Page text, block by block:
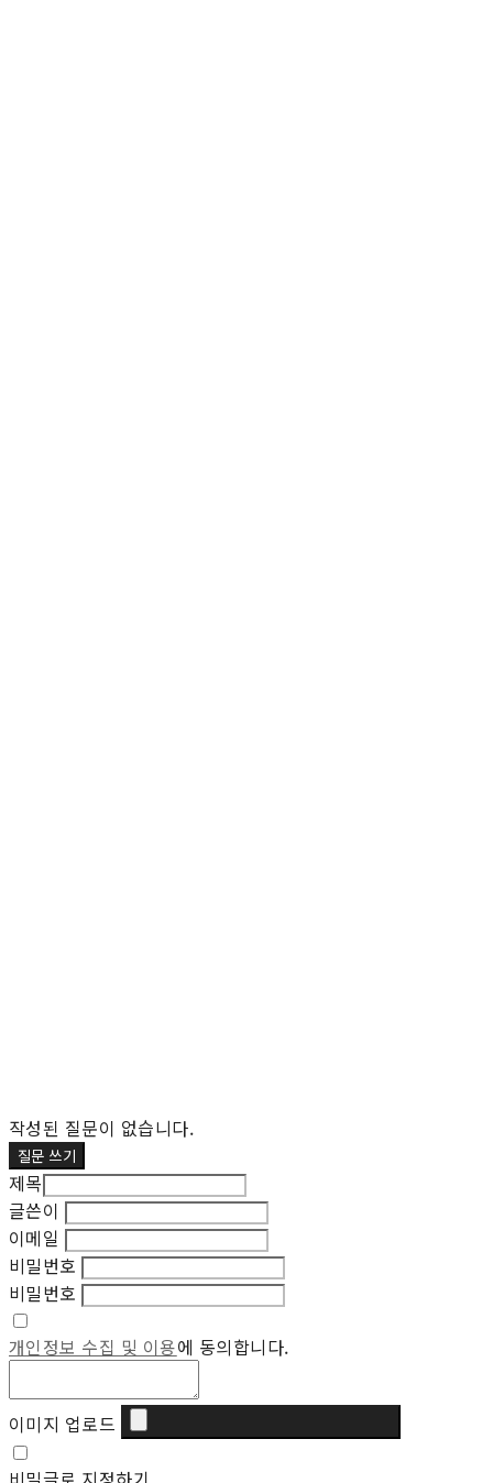
작성된 질문이 없습니다.
질문 쓰기
제목
글쓴이
이메일
비밀번호
비밀번호
개인정보 수집 및 이용에 동의합니다.
이미지 업로드